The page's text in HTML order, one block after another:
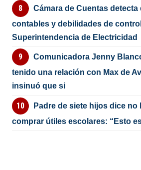
Cámara de Cuentas
contables y debilidades de
Superintendencia de Electricidad
Comunicadora Jenny
tenido una relación con Max de
insinuó que si
Padre de siete hijos dice no
comprar útiles escolares: “Esto